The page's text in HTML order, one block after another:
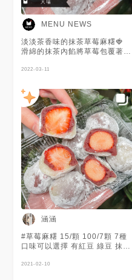
MENU NEWS
淡淡茶香味的抹茶草莓麻糬🍓
滑綿的抹茶內餡將草莓包覆著🍵
拉一兩公分😯 三種口感層次搭
滋味🥰 謝謝 @涵涵 提供美照🧡
2022-03-11
涵涵
#草莓麻糬 15/顆 100/7顆 7種
口味可以選擇 有紅豆 綠豆 抹茶
次我都選紅豆口味 更有 #草莓
2021-02-10